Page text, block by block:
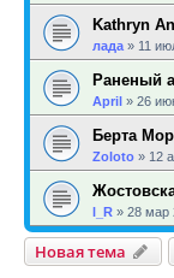
Kathryn
лада » 11
Раненый
April » 26
Берта
Zoloto » 12
l_R » 28 мар
Новая тема